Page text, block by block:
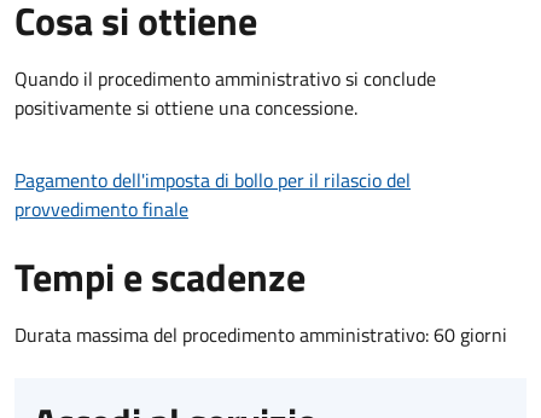
Cosa si ottiene
Quando il procedimento amministrativo si conclude
positivamente si ottiene una concessione.
Pagamento dell'imposta di bollo per il rilascio del
provvedimento finale
Tempi e scadenze
Durata massima del procedimento amministrativo: 60 giorni